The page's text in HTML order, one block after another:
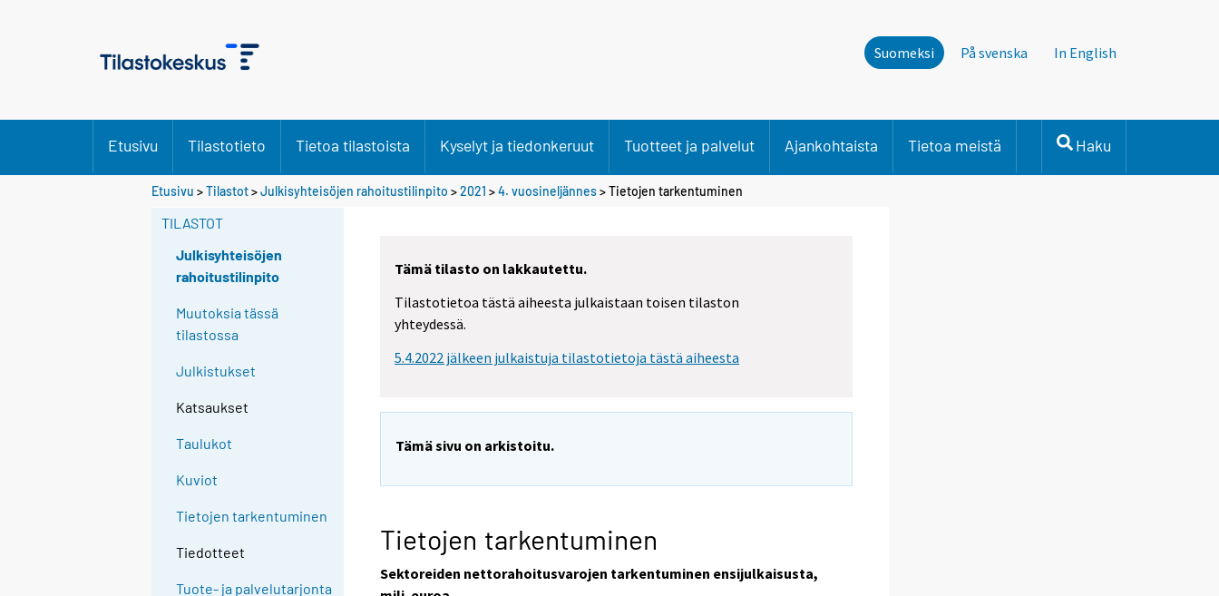
Suomeksi På svenska In English
Etusivu Tilastotieto Tietoa tilastoista Kyselyt ja tiedonkeruut Tuotteet ja palvelut Ajankohtaista Tietoa meistä Haku
Etusivu >Tilastot>Julkisyhteisöjen rahoitustilinpito >2021 >4. vuosineljännes> Tietojen tarkentuminen
TILASTOT
Julkisyhteisöjen
rahoitustilinpito
Muutoksia tässä
tilastossa
Julkistukset
Katsaukset
Taulukot
Kuviot
Tietojen tarkentuminen
Tiedotteet
Tuote- ja palvelutarjonta
Tämä tilasto on lakkautettu.
Tilastotietoa tästä aiheesta julkaistaan toisen tilaston
yhteydessä.
5.4.2022 jälkeen julkaistuja tilastotietoja tästä aiheesta
Tämä sivu on arkistoitu.
Tietojen tarkentuminen
Sektoreiden nettorahoitusvarojen tarkentuminen ensijulkaisusta,